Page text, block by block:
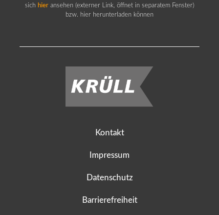
sich hier ansehen (externer Link, öffnet in separatem Fenster)
bzw. hier herunterladen können
Kontakt
Impressum
Datenschutz
Barrierefreiheit